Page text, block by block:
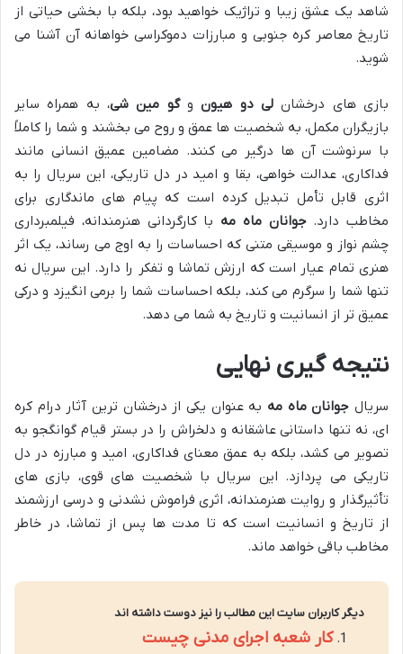
شاهد یک عشق زیبا و تراژیک خواهید بود، بلکه با بخشی حیاتی از
تاریخ معاصر کره جنوبی و مبارزات دموکراسی خواهانه آن آشنا می
شوید.
بازی های درخشان لی دو هیونوگو مین شی، به همراه سایر
بازیگران مکمل، به شخصیت ها عمق و روح می بخشند و شما را کاملاً
با سرنوشت آن ها درگیر می کنند. مضامین عمیق انسانی مانند
فداکاری، عدالت خواهی، بقا و امید در دل تاریکی، این سریال را به
اثری قابل تأمل تبدیل کرده است که پیام های ماندگاری برای
مخاطب دارد.جوانان ماه مه با کارگردانی هنرمندانه، فیلمبرداری
چشم نواز و موسیقی متنی که احساسات را به اوج می رساند، یک اثر
هنری تمام عیار است که ارزش تماشا و تفکر را دارد. این سریال نه
تنها شما را سرگرم می کند، بلکه احساسات شما را برمی انگیزد و درکی
عمیق تر از انسانیت و تاریخ به شما می دهد.
نتیجه گیری نهایی
سریال جوانان ماه مه به عنوان یکی از درخشان ترین آثار درام کره
ای، نه تنها داستانی عاشقانه و دلخراش را در بستر قیام گوانگجو به
تصویر می کشد، بلکه به عمق معنای فداکاری، امید و مبارزه در دل
تاریکی می پردازد. این سریال با شخصیت های قوی، بازی های
تأثیرگذار و روایت هنرمندانه، اثری فراموش نشدنی و درسی ارزشمند
از تاریخ و انسانیت است که تا مدت ها پس از تماشا، در خاطر
مخاطب باقی خواهد ماند.
دیگر کاربران سایت این مطالب را نیز دوست داشته اند
کار شعبه اجرای مدنی چیست